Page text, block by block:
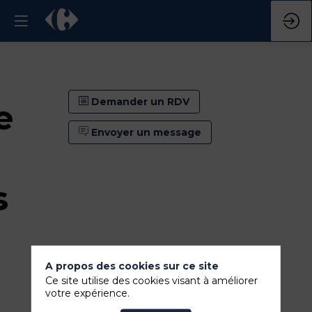
Demander un RDV
Envoyer un message
Demander un RDV
A propos des cookies sur ce site
Ce site utilise des cookies visant à améliorer
votre expérience.